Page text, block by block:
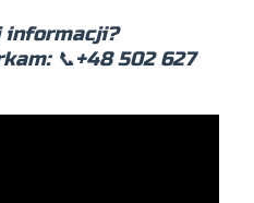
informacji?
📞+48 502 627